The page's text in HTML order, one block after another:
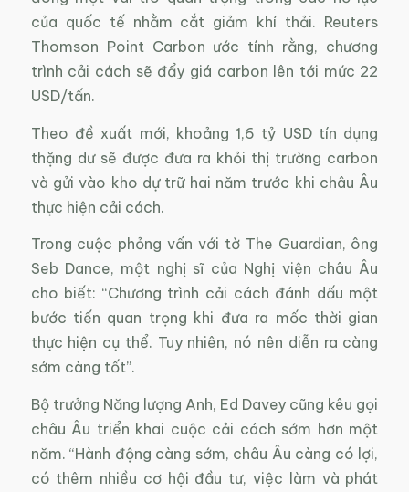
của quốc tế nhằm cắt giảm khí thải. Reuters
Thomson Point Carbon ước tính rằng, chương
trình cải cách sẽ đẩy giá carbon lên tới mức 22
USD/tấn.
Theo đề xuất mới, khoảng 1,6 tỷ USD tín dụng
thặng dư sẽ được đưa ra khỏi thị trường carbon
và gửi vào kho dự trữ hai năm trước khi châu Âu
thực hiện cải cách.
Trong cuộc phỏng vấn với tờ The Guardian, ông
Seb Dance, một nghị sĩ của Nghị viện châu Âu
cho biết: “Chương trình cải cách đánh dấu một
bước tiến quan trọng khi đưa ra mốc thời gian
thực hiện cụ thể. Tuy nhiên, nó nên diễn ra càng
sớm càng tốt”.
Bộ trưởng Năng lượng Anh, Ed Davey cũng kêu gọi
châu Âu triển khai cuộc cải cách sớm hơn một
năm. “Hành động càng sớm, châu Âu càng có lợi,
có thêm nhiều cơ hội đầu tư, việc làm và phát